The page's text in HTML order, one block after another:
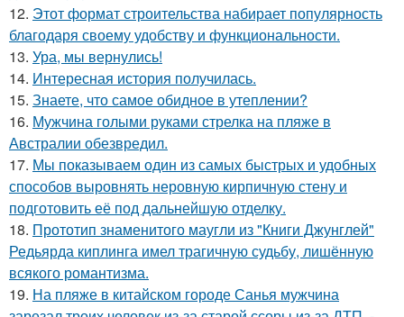
12. Этот формат строительства набирает популярность
благодаря своему удобству и функциональности.
13. Ура, мы вернулись!
14. Интересная история получилась.
15. Знаете, что самое обидное в утеплении?
16. Мужчина голыми руками стрелка на пляже в
Австралии обезвредил.
17. Мы показываем один из самых быстрых и удобных
способов выровнять неровную кирпичную стену и
подготовить её под дальнейшую отделку.
18. Прототип знаменитого маугли из "Книги Джунглей"
Редьярда киплинга имел трагичную судьбу, лишённую
всякого романтизма.
19. На пляже в китайском городе Санья мужчина